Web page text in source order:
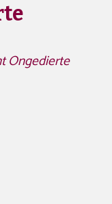
Ongedierte